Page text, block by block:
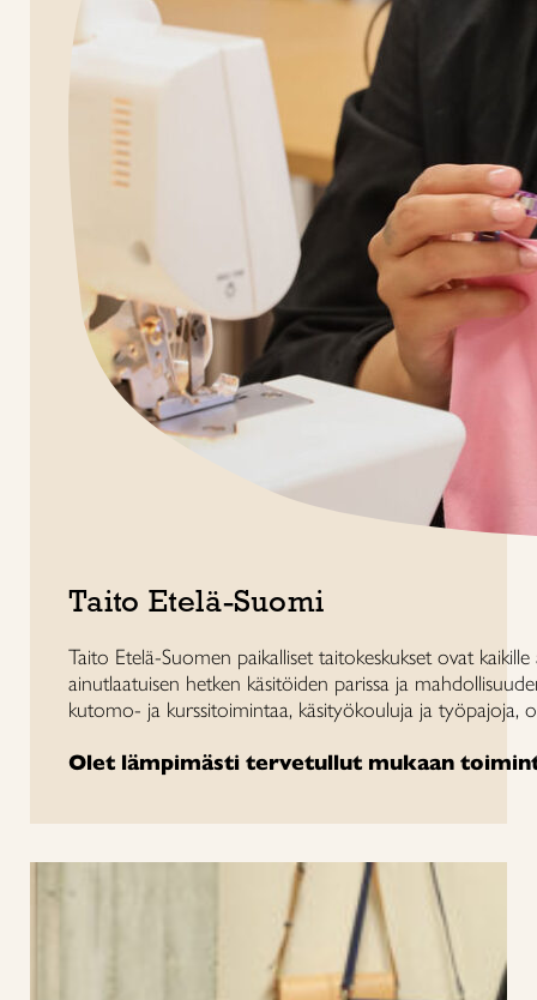
Taito Etelä-Suomi
Taito Etelä-Suomen paikalliset taitokeskukset ovat
ainutlaatuisen hetken käsitöiden parissa ja
kutomo- ja kurssitoimintaa, käsityökouluja ja työpajoja,
Olet lämpimästi tervetullut mukaan